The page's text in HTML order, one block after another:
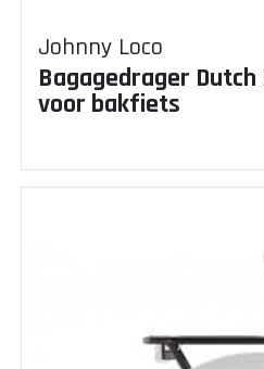
Johnny Loco
Bagagedrager Dutch
voor bakfiets